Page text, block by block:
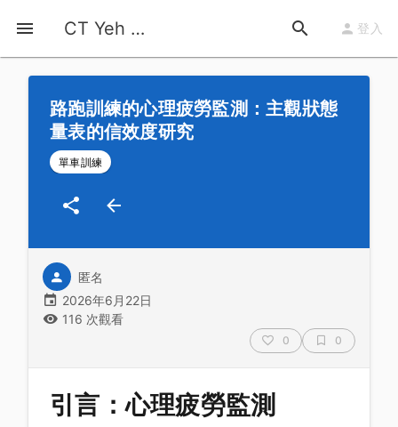
CT Yeh 公路車基地 登入
首頁 運動知識
路跑訓練的心理疲勞監測：主觀狀態
量表的信效度研究
單車訓練
匿名
2026年6月22日
116 次觀看
0 0
引言：心理疲勞監測